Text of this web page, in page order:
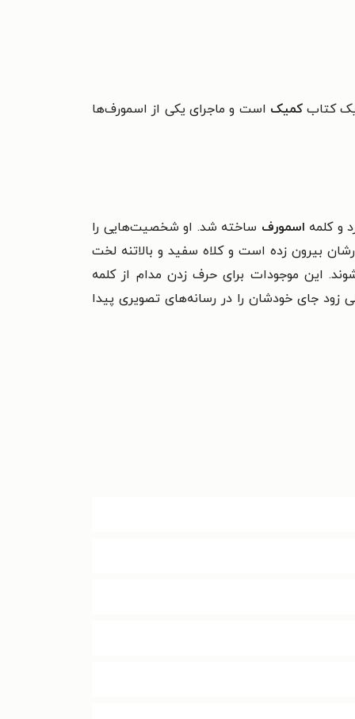
کتابکمیک است و ماجرای یکی از اسمورف‌ها
و کلمه اسمورف ساخته شد. او شخصیت‌هایی را
بیرون زده است و کلاه سفید و بالاتنه لخت
این موجودات برای حرف زدن مدام از کلمه
زود جای خودشان را در رسانه‌های تصویری پیدا